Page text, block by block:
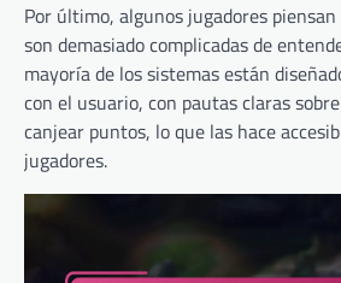
Por último, algunos jugadores
son demasiado complicadas de
mayoría de los sistemas están
con el usuario, con pautas claras
canjear puntos, lo que las hace
jugadores.